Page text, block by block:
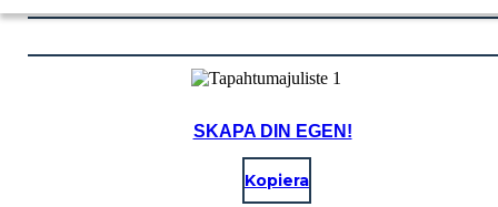
SKAPA DIN EGEN!
Kopiera